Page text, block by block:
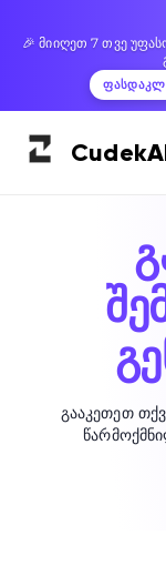
🎉 მიიღეთ 7 თვე
Cudek
გააკეთეთ